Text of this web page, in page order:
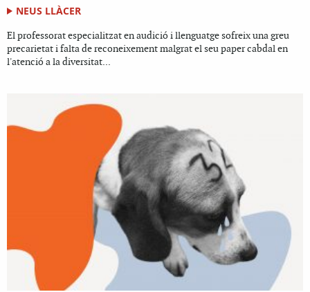
NEUS LLÀCER
El professorat especialitzat en audició i llenguatge sofreix una greu
precarietat i falta de reconeixement malgrat el seu paper cabdal en
l'atenció a la diversitat...